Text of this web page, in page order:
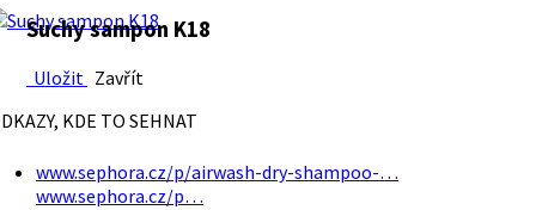
Suchy sampon K18
Uložit Zavřít
KDE TO SEHNAT
www.sephora.cz/p/airwash-dry-shampoo-…
www.sephora.cz/p…